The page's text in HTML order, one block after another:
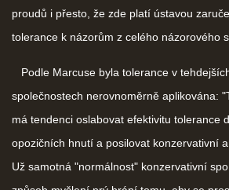
proudů i přesto, že zde platí ústavou
tolerance k názorům z celého názorového
Podle Marcuse byla tolerance v
společnostech nerovnoměrně aplikována:
má tendenci oslabovat efektivitu tolerance
opozičních hnutí a posilovat konzervativní
Už samotná "normálnost" konzervativní